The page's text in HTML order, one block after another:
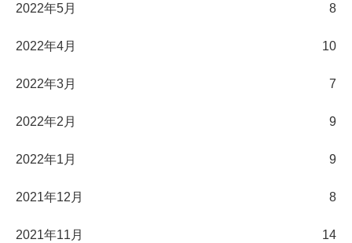
2022年5月 8
2022年4月 10
2022年3月 7
2022年2月 9
2022年1月 9
2021年12月 8
2021年11月 14